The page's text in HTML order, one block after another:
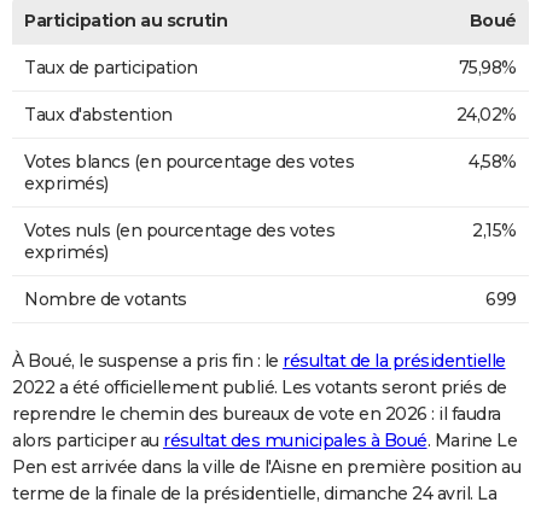
Participation au scrutin Boué
Taux de participation 75,98%
Taux d'abstention 24,02%
Votes blancs (en pourcentage des votes
exprimés)
4,58%
Votes nuls (en pourcentage des votes
exprimés)
2,15%
Nombre de votants 699
À Boué, le suspense a pris fin : le résultat de la présidentielle
2022 a été officiellement publié. Les votants seront priés de
reprendre le chemin des bureaux de vote en 2026 : il faudra
alors participer au résultat des municipales à Boué. Marine Le
Pen est arrivée dans la ville de l'Aisne en première position au
terme de la finale de la présidentielle, dimanche 24 avril. La